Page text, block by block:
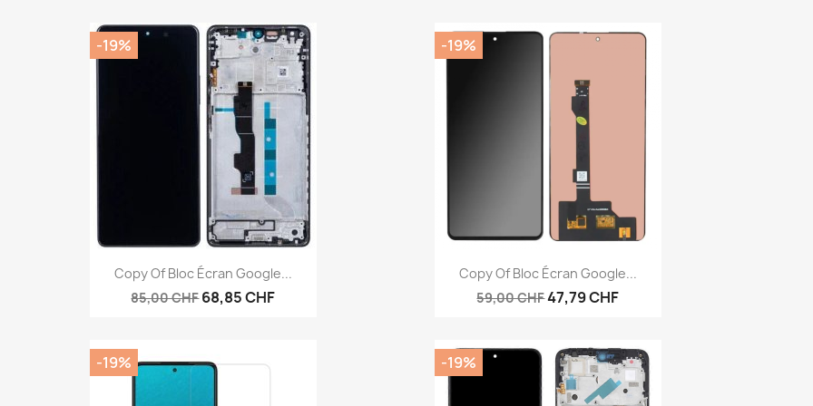
Anteprima
Copy Of Bloc Écran Google...
85,00 CHF68,85 CHF
-19%
Anteprima
Copy Of Bloc Écran Google...
59,00 CHF47,79 CHF
-19%
-19% -19%